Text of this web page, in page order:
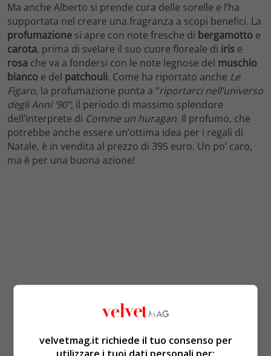
Ma anche Alberto si prende cura delle sorelle e l’ha
supportata nel creare una fragranza a scopi benefici. La
profumazione si apre con note fresche di bergamotto e
carota, prima di svelare il suo cuore floreale di iris e
rosa che va a fondersi con le note legnose del muschio
bianco e del patchouli. Come ha riportato anche Le
Figaro, la profumazione punta a “riportarci nell’universo
degli Anni ’90”, il periodo di massimo splendore
dell’interprete di Comme un huragan. Il profumo, che
potrebbe anche essere un’ottima idea per i regali di
Natale, è in vendita al prezzo di 395 euro. Un po’ caro,
ma è per una buona azione!
velvetmag.it richiede il tuo consenso per
utilizzare i tuoi dati personali per: